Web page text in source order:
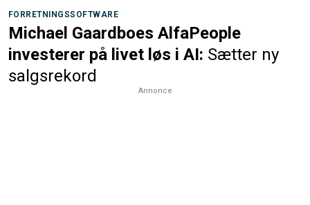
FORRETNINGSSOFTWARE
Michael Gaardboes AlfaPeople
investerer på livet løs i AI: Sætter ny
salgsrekord
Annonce